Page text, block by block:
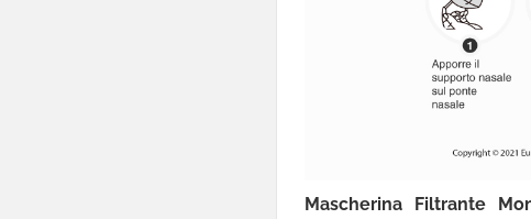
Mascherina Filtrante